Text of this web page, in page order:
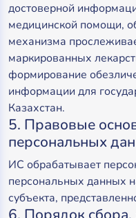
достоверной
медицинской помощи,
механизма
маркированных
формирование
информации для
Казахстан.
5. Правовые
персональных
ИС обрабатывает
персональных данных
субъекта,